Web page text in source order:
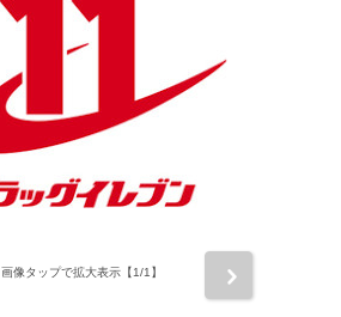
画像タップで拡大表示【1/1】